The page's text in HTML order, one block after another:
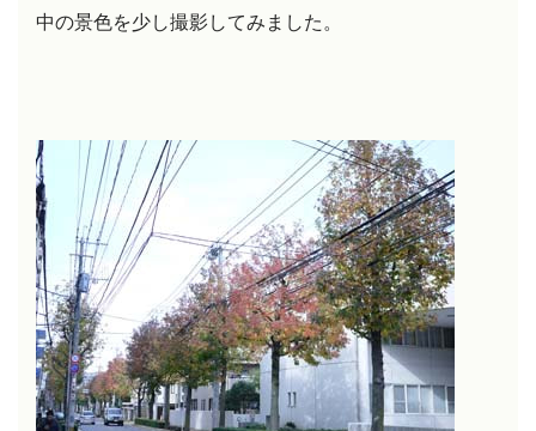
中の景色を少し撮影してみました。